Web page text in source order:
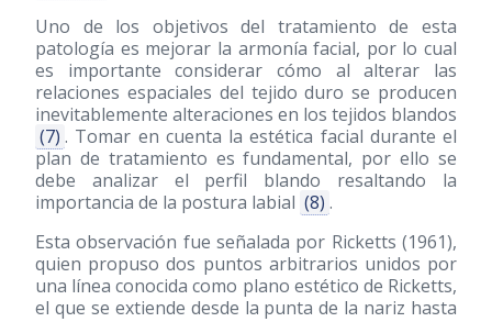
Uno de los objetivos del tratamiento de esta
patología es mejorar la armonía facial, por lo cual
es importante considerar cómo al alterar las
relaciones espaciales del tejido duro se producen
inevitablemente alteraciones en los tejidos blandos
(7) . Tomar en cuenta la estética facial durante el
plan de tratamiento es fundamental, por ello se
debe analizar el perfil blando resaltando la
importancia de la postura labial (8) .
Esta observación fue señalada por Ricketts (1961),
quien propuso dos puntos arbitrarios unidos por
una línea conocida como plano estético de Ricketts,
el que se extiende desde la punta de la nariz hasta